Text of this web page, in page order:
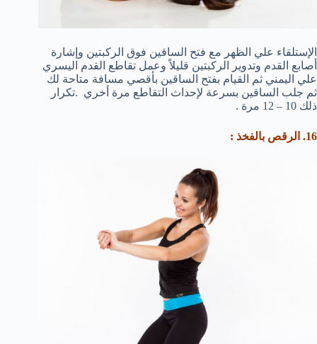
الإستلقاء علي الظهر مع فتح الساقين فوق الركبتين وإشارة
أصابع القدم وتدوير الركبتين قليلاً وعمل تقاطع القدم اليسري
علي اليمني ثم القيام بفتح الساقين بأقصي مسافة متاحة لك
ثم جلب الساقين بسرعة لإحداث التقاطع مرة أخري .تكرار
ذلك 10 – 12 مرة .
16. الرقص بالفخذ :